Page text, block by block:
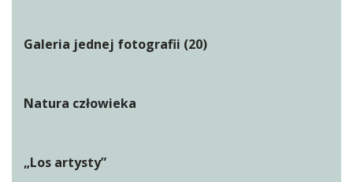
Galeria jednej fotografii (20)
Natura człowieka
„Los artysty”